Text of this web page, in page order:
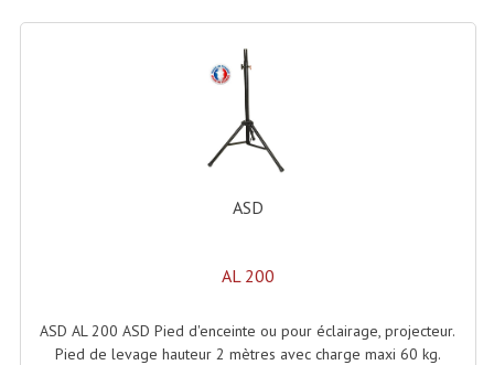
Hp À Chambre De Compression
Lecteurs Mp3 Et CDs Sources
Microphone PA & Micro Pupitre
Projecteurs De Son
Système D'interprétation Simultanée
ASD
AL 200
ASD AL 200 ASD Pied d'enceinte ou pour éclairage, projecteur.
Pied de levage hauteur 2 mètres avec charge maxi 60 kg.